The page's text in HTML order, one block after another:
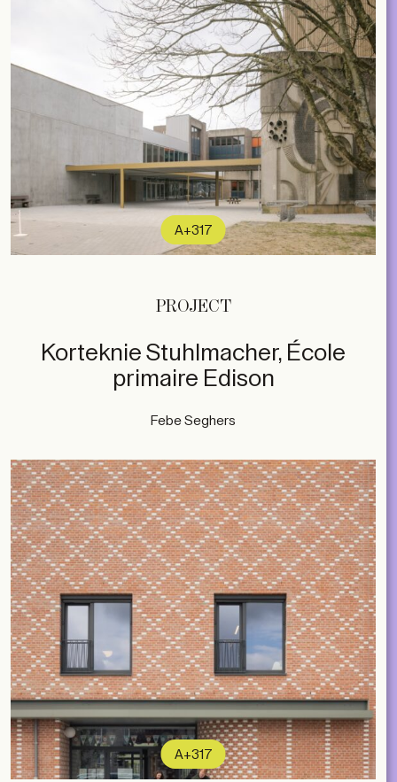
A+317
PROJECT
Korteknie Stuhlmacher, École
primaire Edison
Febe Seghers
A+317
subscribe
LIBRARY
MAGAZINES
EVENTS
ABOUT
ACCOUNT
SHOP
SUBSCRIBE
NL EN FR
Contact
2026 © A+ Architects in Belgium
Conditions générales de vente
Politique de confidentialité